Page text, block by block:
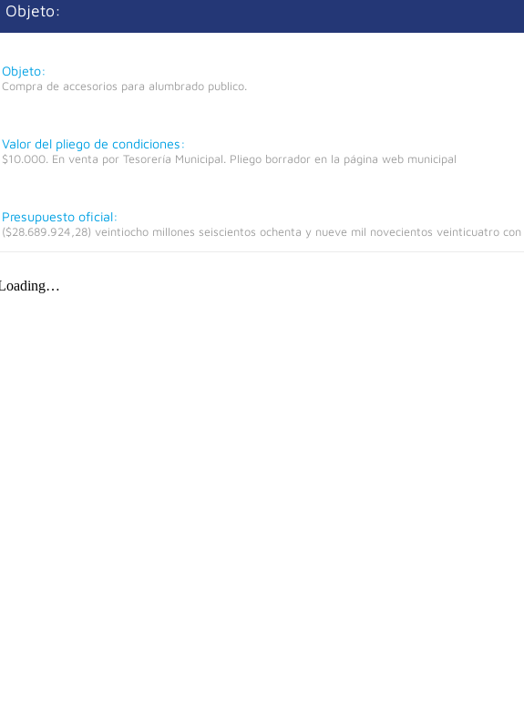
Objeto:
Objeto:
Compra de accesorios para alumbrado publico.
Valor del pliego de condiciones:
$10.000. En venta por Tesorería Municipal. Pliego borrador en la página web municipal
Presupuesto oficial:
($28.689.924,28) veintiocho millones seiscientos ochenta y nueve mil novecientos veinticuatro